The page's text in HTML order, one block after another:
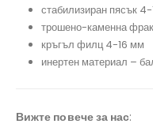
стабилизиран пясък
трошено-каменна
кръгъл филц 4-16 мм
инертен материал –
Вижте повече за нас: